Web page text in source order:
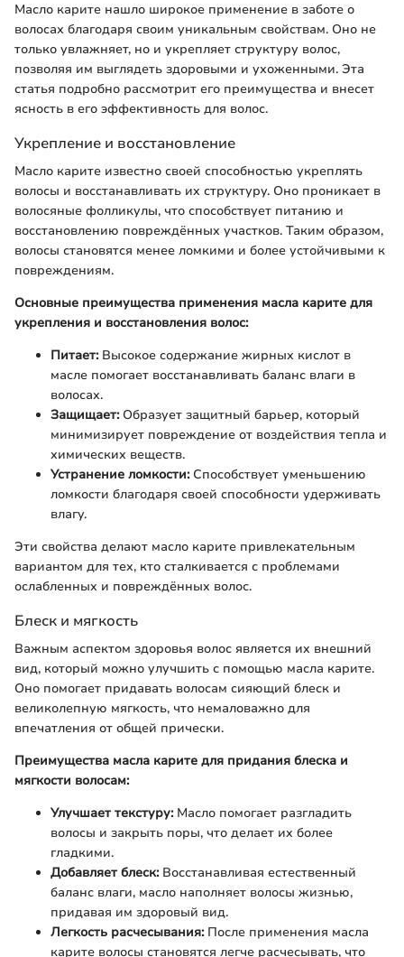
Масло карите нашло широкое применение в заботе о
волосах благодаря своим уникальным свойствам. Оно не
только увлажняет, но и укрепляет структуру волос,
позволяя им выглядеть здоровыми и ухоженными. Эта
статья подробно рассмотрит его преимущества и внесет
ясность в его эффективность для волос.
Укрепление и восстановление
Масло карите известно своей способностью укреплять
волосы и восстанавливать их структуру. Оно проникает в
волосяные фолликулы, что способствует питанию и
восстановлению повреждённых участков. Таким образом,
волосы становятся менее ломкими и более устойчивыми к
повреждениям.
Основные преимущества применения масла карите для
укрепления и восстановления волос:
Питает:Высокое содержание жирных кислот в
масле помогает восстанавливать баланс влаги в
волосах.
Защищает:Образует защитный барьер, который
минимизирует повреждение от воздействия тепла и
химических веществ.
Устранение ломкости:Способствует уменьшению
ломкости благодаря своей способности удерживать
влагу.
Эти свойства делают масло карите привлекательным
вариантом для тех, кто сталкивается с проблемами
ослабленных и повреждённых волос.
Блеск и мягкость
Важным аспектом здоровья волос является их внешний
вид, который можно улучшить с помощью масла карите.
Оно помогает придавать волосам сияющий блеск и
великолепную мягкость, что немаловажно для
впечатления от общей прически.
Преимущества масла карите для придания блеска и
мягкости волосам:
Улучшает текстуру:Масло помогает разгладить
волосы и закрыть поры, что делает их более
гладкими.
Добавляет блеск:Восстанавливая естественный
баланс влаги, масло наполняет волосы жизнью,
придавая им здоровый вид.
Легкость расчесывания:После применения масла
карите волосы становятся легче расчесывать, что